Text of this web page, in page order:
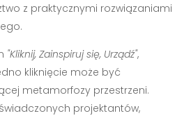
z praktycznymi rozwiązaniami
"Kliknij, Zainspiruj się, Urządź",
kliknięcie może być
metamorfozy przestrzeni.
projektantów,